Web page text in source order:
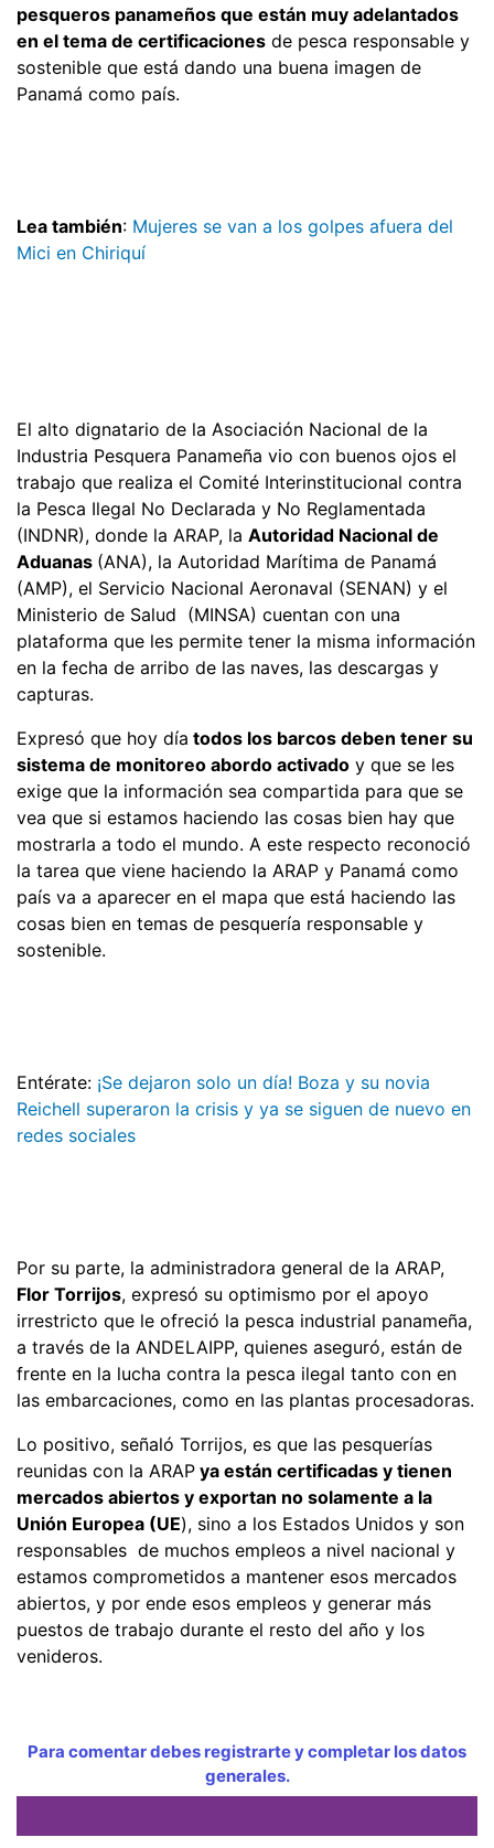
pesqueros panameños que están muy adelantados
en el tema de certificaciones de pesca responsable y
sostenible que está dando una buena imagen de
Panamá como país.
Lea también: Mujeres se van a los golpes afuera del
Mici en Chiriquí
El alto dignatario de la Asociación Nacional de la
Industria Pesquera Panameña vio con buenos ojos el
trabajo que realiza el Comité Interinstitucional contra
la Pesca Ilegal No Declarada y No Reglamentada
(INDNR), donde la ARAP, la Autoridad Nacional de
Aduanas (ANA), la Autoridad Marítima de Panamá
(AMP), el Servicio Nacional Aeronaval (SENAN) y el
Ministerio de Salud (MINSA) cuentan con una
plataforma que les permite tener la misma información
en la fecha de arribo de las naves, las descargas y
capturas.
Expresó que hoy día todos los barcos deben tener su
sistema de monitoreo abordo activado y que se les
exige que la información sea compartida para que se
vea que si estamos haciendo las cosas bien hay que
mostrarla a todo el mundo. A este respecto reconoció
la tarea que viene haciendo la ARAP y Panamá como
país va a aparecer en el mapa que está haciendo las
cosas bien en temas de pesquería responsable y
sostenible.
Entérate: ¡Se dejaron solo un día! Boza y su novia
Reichell superaron la crisis y ya se siguen de nuevo en
redes sociales
Por su parte, la administradora general de la ARAP,
Flor Torrijos, expresó su optimismo por el apoyo
irrestricto que le ofreció la pesca industrial panameña,
a través de la ANDELAIPP, quienes aseguró, están de
frente en la lucha contra la pesca ilegal tanto con en
las embarcaciones, como en las plantas procesadoras.
Lo positivo, señaló Torrijos, es que las pesquerías
reunidas con la ARAP ya están certificadas y tienen
mercados abiertos y exportan no solamente a la
Unión Europea (UE), sino a los Estados Unidos y son
responsables de muchos empleos a nivel nacional y
estamos comprometidos a mantener esos mercados
abiertos, y por ende esos empleos y generar más
puestos de trabajo durante el resto del año y los
venideros.
Para comentar debes registrarte y completar los datos
generales.